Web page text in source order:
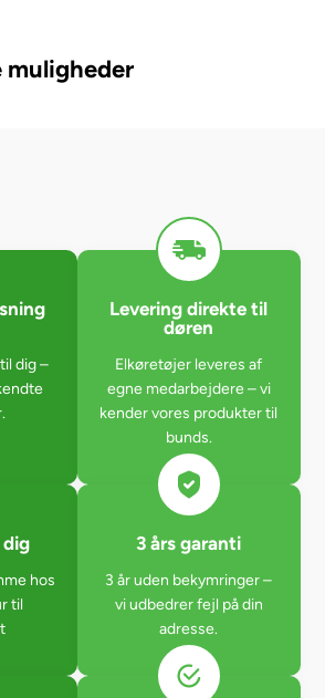
muligheder
dig –
Levering direkte til
døren
Elkøretøjer leveres af
egne medarbejdere – vi
kender vores produkter til
bunds.
dig
hos
til
3 års garanti
3 år uden bekymringer –
vi udbedrer fejl på din
adresse.